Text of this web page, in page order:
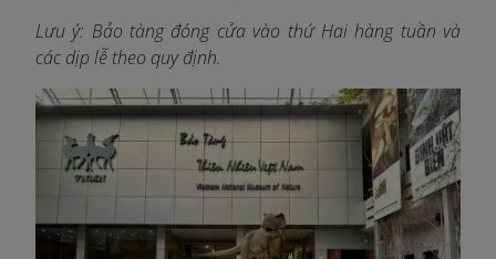
Lưu ý: Bảo tàng đóng cửa vào thứ Hai hàng tuần và
các dịp lễ theo quy định.